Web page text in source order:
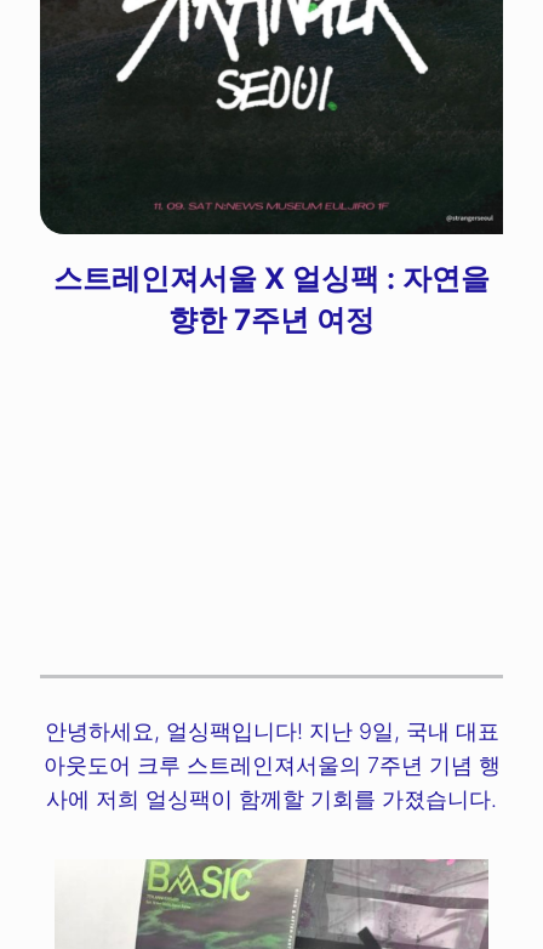
스트레인져서울 X 얼싱팩 : 자연을
향한 7주년 여정
안녕하세요, 얼싱팩입니다! 지난 9일, 국내 대표
아웃도어 크루 스트레인져서울의 7주년 기념 행
사에 저희 얼싱팩이 함께할 기회를 가졌습니다.